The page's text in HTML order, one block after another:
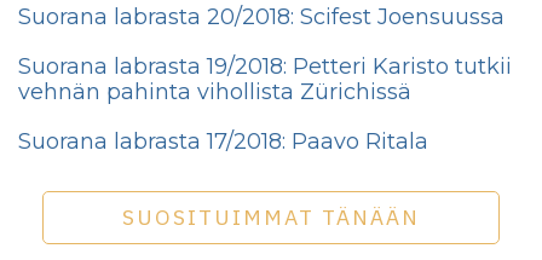
Suorana labrasta 20/2018: Scifest Joensuussa
Suorana labrasta 19/2018: Petteri Karisto tutkii
vehnän pahinta vihollista Zürichissä
Suorana labrasta 17/2018: Paavo Ritala
SUOSITUIMMAT TÄNÄÄN